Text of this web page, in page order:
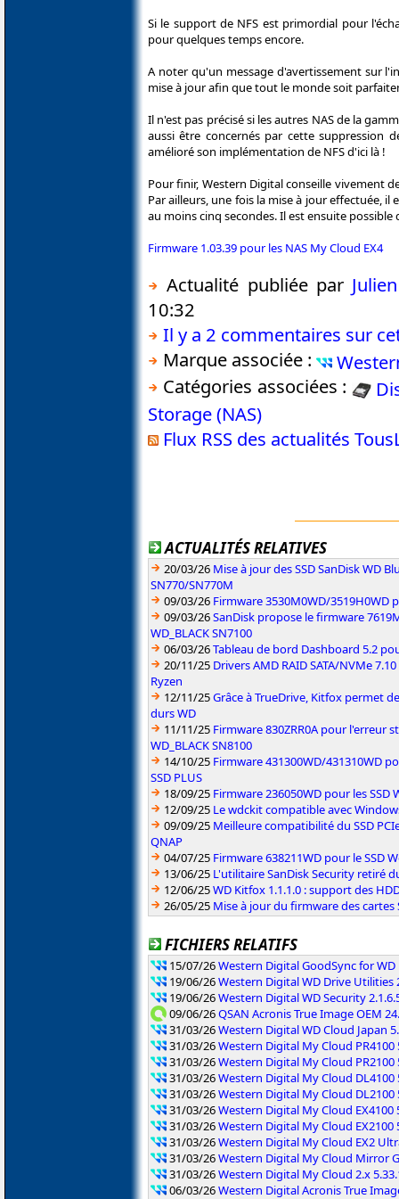
Si le support de NFS est primordial pour
pour quelques temps encore.
A noter qu'un message d'avertissement sur
mise à jour afin que tout le monde soit
Il n'est pas précisé si les autres NAS de la
aussi être concernés par cette suppression
amélioré son implémentation de NFS d'ici là !
Pour finir, Western Digital conseille vivement
Par ailleurs, une fois la mise à jour effectuée,
au moins cinq secondes. Il est ensuite
Firmware 1.03.39 pour les NAS My Cloud EX4
Actualité publiée par
10:32
Il y a 2 commentaires sur
Marque associée :
Catégories associées :
Storage (NAS)
Flux RSS des actualités
ACTUALITÉS RELATIVES
20/03/26 Mise à jour des SSD SanDisk WD
SN770/SN770M
09/03/26 Firmware 3530M0WD/3519H0WD
09/03/26SanDisk propose le firmware
WD_BLACK SN7100
06/03/26Tableau de bord Dashboard 5.2
20/11/25 Drivers AMD RAID SATA/NVMe
Ryzen
12/11/25Grâce à TrueDrive, Kitfox permet
durs WD
11/11/25 Firmware 830ZRR0A pour l'erreur
WD_BLACK SN8100
14/10/25 Firmware 431300WD/431310WD
SSD PLUS
18/09/25 Firmware 236050WD pour les SSD
12/09/25 Le wdckit compatible avec
09/09/25 Meilleure compatibilité du SSD
QNAP
04/07/25 Firmware 638211WD pour le SSD
13/06/25 L'utilitaire SanDisk Security retiré
12/06/25WD Kitfox 1.1.1.0 : support des
26/05/25 Mise à jour du firmware des cartes
FICHIERS RELATIFS
15/07/26Western Digital GoodSync for WD
19/06/26Western Digital WD Drive Utilities
19/06/26Western Digital WD Security
09/06/26QSAN Acronis True Image OEM
31/03/26Western Digital WD Cloud Japan
31/03/26Western Digital My Cloud PR4100
31/03/26Western Digital My Cloud PR2100
31/03/26Western Digital My Cloud DL4100
31/03/26Western Digital My Cloud DL2100
31/03/26Western Digital My Cloud EX4100
31/03/26Western Digital My Cloud EX2100
31/03/26Western Digital My Cloud EX2
31/03/26Western Digital My Cloud Mirror
31/03/26Western Digital My Cloud 2.x
06/03/26Western Digital Acronis True